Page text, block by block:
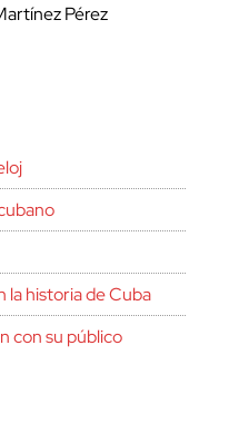
Pérez
la historia de Cuba
con su público